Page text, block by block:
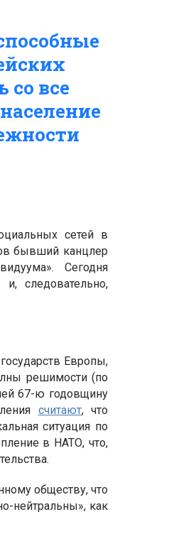
со все
сетей в
бывший канцлер
Сегодня
следовательно,
Европы,
решимости (по
67-ю годовщину
считают, что
ситуация по
в НАТО, что,
обществу, что
нейтральны», как